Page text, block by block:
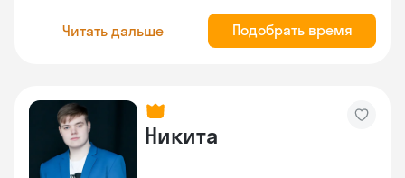
Читать дальше Подобрать время
Никита